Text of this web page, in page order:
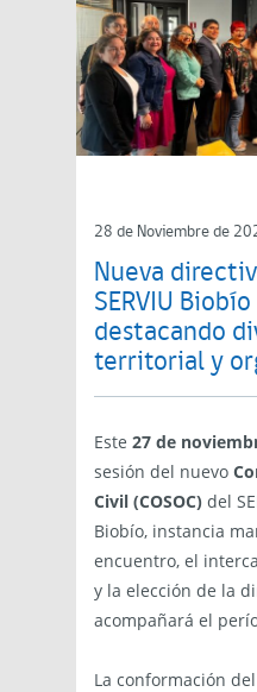
28 de Noviembre de
Nueva
SERVIU
destacando
territorial y
Este 27 de
sesión del nuevo
Civil (COSOC) del
Biobío, instancia
encuentro, el
y la elección de la
acompañará el
La conformación